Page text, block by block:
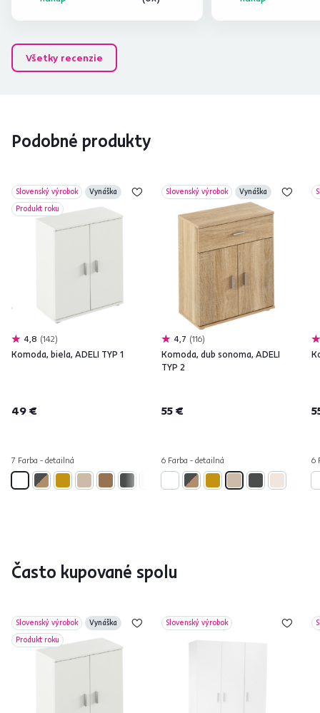
Všetky recenzie
Podobné produkty
Slovenský výrobok
Vynáška
Produkt roku
4,8 142
Komoda, biela, ADELI TYP 1
49 €
7 Farba - detailná
Slovenský výrobok Vynáška
4,7 116
Komoda, dub sonoma, ADELI
TYP 2
55 €
6 Farba - detailná 6
Často kupované spolu
Slovenský výrobok
Vynáška
Produkt roku
Slovenský výrobok